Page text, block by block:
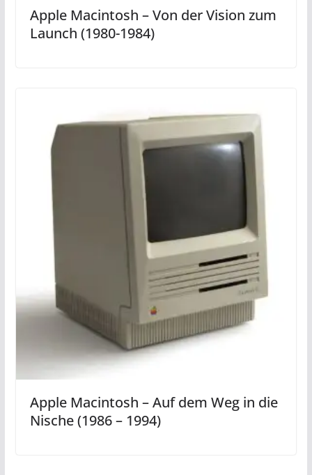
Apple Macintosh – Von der Vision zum
Launch (1980-1984)
Apple Macintosh – Auf dem Weg in die
Nische (1986 – 1994)